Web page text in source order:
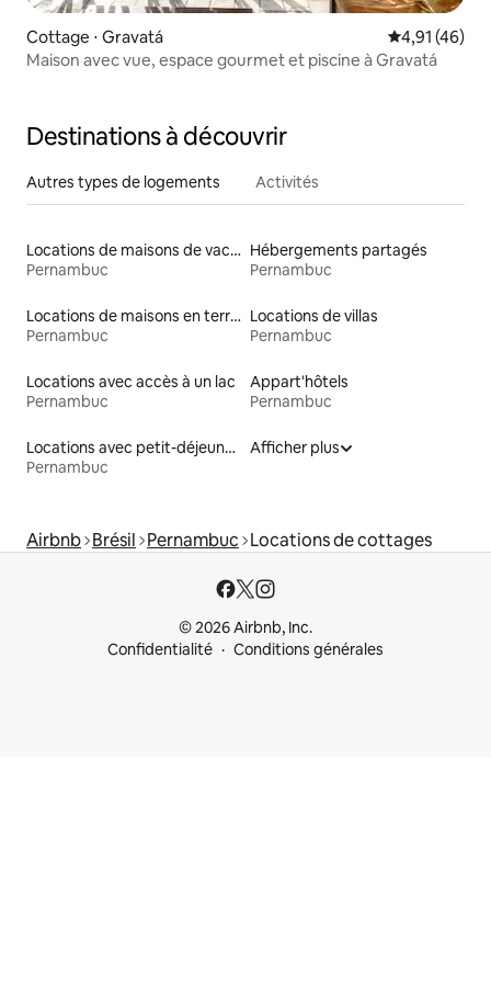
Cottage ⋅ Gravatá Évaluation
4,91 (46)
Maison avec vue, espace gourmet et piscine à Gravatá
Destinations à découvrir
Autres types de logements Activités
Locations de maisons de vacances
Pernambuc
Hébergements partagés
Pernambuc
Locations de maisons en terre
Pernambuc
Locations de villas
Pernambuc
Locations avec accès à un lac
Pernambuc
Appart'hôtels
Pernambuc
Locations avec petit-déjeuner
Pernambuc
Afficher plus
Airbnb Brésil Pernambuc Locations de cottages
© 2026 Airbnb, Inc.
Confidentialité
Conditions générales